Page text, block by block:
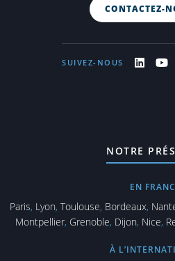
CONTACTEZ-
SUIVEZ-NOUS
NOTRE
EN
Paris, Lyon, Toulouse, Bordeaux,
Montpellier, Grenoble, Dijon, Nice,
À